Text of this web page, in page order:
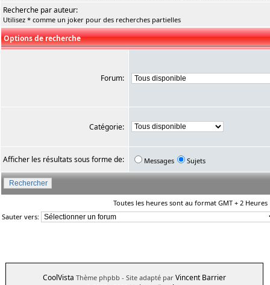
Recherche par auteur:
Utilisez * comme un joker pour des recherches partielles
Options de recherche
Forum:
Catégorie:
Afficher les résultats sous forme de: Messages Sujets
Toutes les heures sont au format GMT + 2 Heures
Sauter vers:
CoolVista Thème phpbb - Site adapté par Vincent Barrier